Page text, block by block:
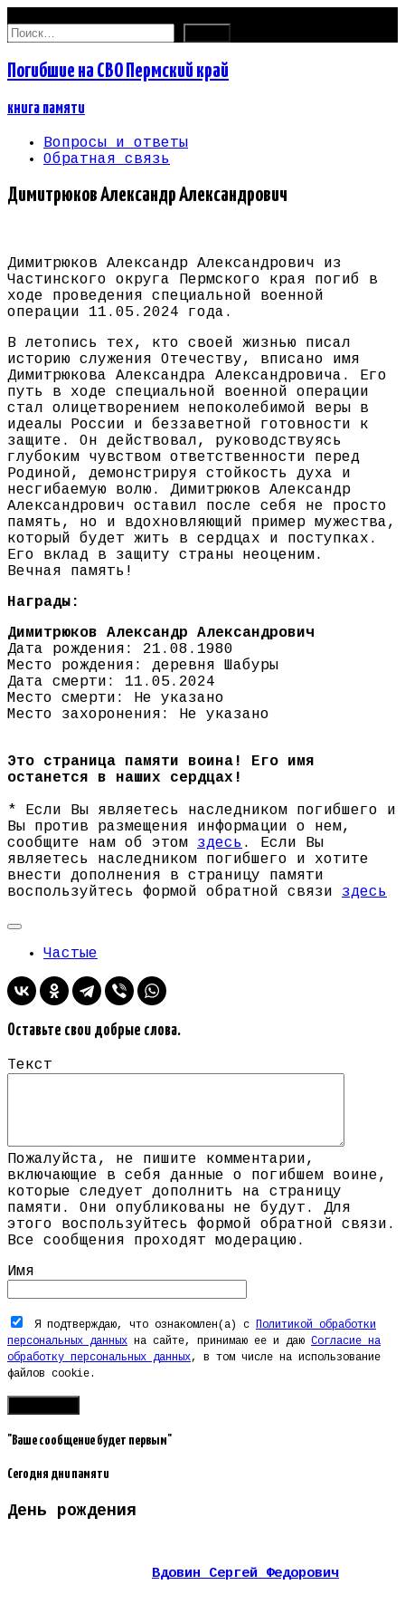
Найти:
Погибшие на СВО Пермский край
книга памяти
Вопросы и ответы
Обратная связь
Димитрюков Александр Александрович
Димитрюков Александр Александрович из
Частинского округа Пермского края погиб в
ходе проведения специальной военной
операции 11.05.2024 года.
В летопись тех, кто своей жизнью писал
историю служения Отечеству, вписано имя
Димитрюкова Александра Александровича. Его
путь в ходе специальной военной операции
стал олицетворением непоколебимой веры в
идеалы России и беззаветной готовности к
защите. Он действовал, руководствуясь
глубоким чувством ответственности перед
Родиной, демонстрируя стойкость духа и
несгибаемую волю. Димитрюков Александр
Александрович оставил после себя не просто
память, но и вдохновляющий пример мужества,
который будет жить в сердцах и поступках.
Его вклад в защиту страны неоценим.
Вечная память!
Награды:
Димитрюков Александр Александрович
Дата рождения: 21.08.1980
Место рождения: деревня Шабуры
Дата смерти: 11.05.2024
Место смерти: Не указано
Место захоронения: Не указано
Это страница памяти воина! Его имя
останется в наших сердцах!
* Если Вы являетесь наследником погибшего и
Вы против размещения информации о нем,
сообщите нам об этом здесь . Если Вы
являетесь наследником погибшего и хотите
внести дополнения в страницу памяти
воспользуйтесь формой обратной связи здесь
Частые
Оставьте свои добрые слова.
Текст
Пожалуйста, не пишите комментарии,
включающие в себя данные о погибшем воине,
которые следует дополнить на страницу
памяти. Они опубликованы не будут. Для
этого воспользуйтесь формой обратной связи.
Все сообщения проходят модерацию.
Имя
Я подтверждаю, что ознакомлен(а) с
Политикой обработки
персональных данных на сайте, принимаю ее и даю Согласие на
обработку персональных данных, в том числе на использование
файлов cookie.
"Ваше сообщение будет первым"
Сегодня дни памяти
День рождения
Вдовин Сергей Федорович